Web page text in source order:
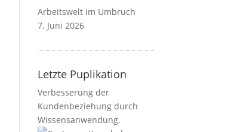
Arbeitswelt im Umbruch
7. Juni 2026
Letzte Puplikation
Verbesserung der
Kundenbeziehung durch
Wissensanwendung.